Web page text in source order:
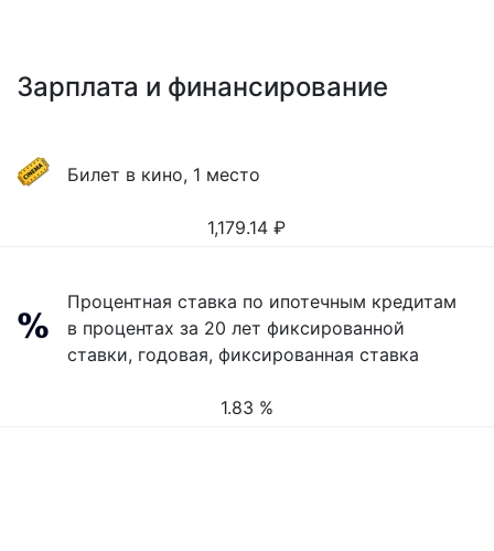
Зарплата и финансирование
Билет в кино, 1 место
1,179.14 ₽
Процентная ставка по ипотечным кредитам
в процентах за 20 лет фиксированной
ставки, годовая, фиксированная ставка
1.83 %